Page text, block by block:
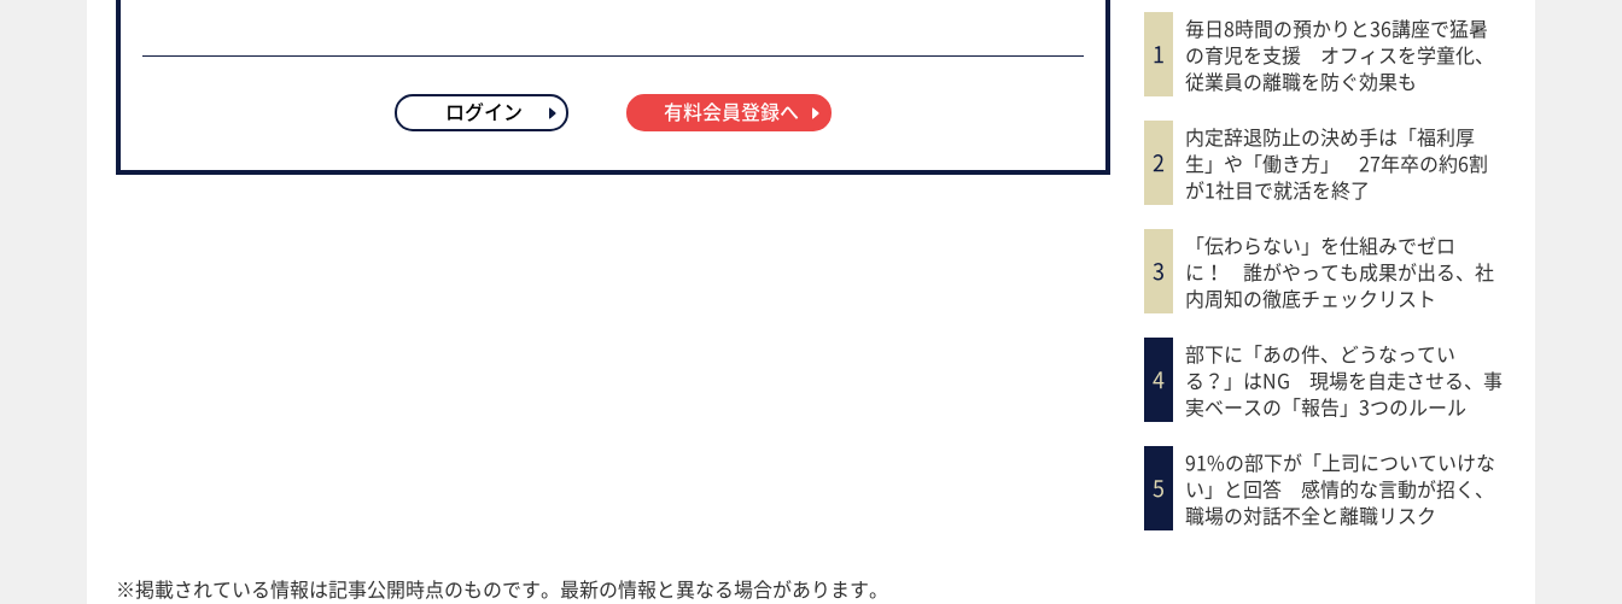
毎日8時間の預かりと36講座で猛暑
の育児を支援 オフィスを学童化、
従業員の離職を防ぐ効果も
内定辞退防止の決め手は「福利厚
生」や「働き方」 27年卒の約6割
が1社目で就活を終了
「伝わらない」を仕組みでゼロ
に！ 誰がやっても成果が出る、社
内周知の徹底チェックリスト
部下に「あの件、どうなってい
る？」はNG 現場を自走させる、事
実ベースの「報告」3つのルール
91%の部下が「上司についていけな
い」と回答 感情的な言動が招く、
職場の対話不全と離職リスク
ログイン 有料会員登録へ
※掲載されている情報は記事公開時点のものです。最新の情報と異なる場合があります。